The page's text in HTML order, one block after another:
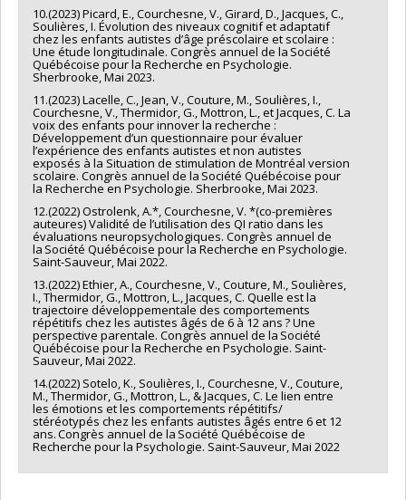
10.(2023) Picard, E., Courchesne, V., Girard, D., Jacques, C.,
Soulières, I. Évolution des niveaux cognitif et adaptatif
chez les enfants autistes d’âge préscolaire et scolaire :
Une étude longitudinale. Congrès annuel de la Société
Québécoise pour la Recherche en Psychologie.
Sherbrooke, Mai 2023.
11.(2023) Lacelle, C., Jean, V., Couture, M., Soulières, I.,
Courchesne, V., Thermidor, G., Mottron, L., et Jacques, C. La
voix des enfants pour innover la recherche :
Développement d’un questionnaire pour évaluer
l’expérience des enfants autistes et non autistes
exposés à la Situation de stimulation de Montréal version
scolaire. Congrès annuel de la Société Québécoise pour
la Recherche en Psychologie. Sherbrooke, Mai 2023.
12.(2022) Ostrolenk, A.*, Courchesne, V. *(co-premières
auteures) Validité de l’utilisation des QI ratio dans les
évaluations neuropsychologiques. Congrès annuel de
la Société Québécoise pour la Recherche en Psychologie.
Saint-Sauveur, Mai 2022.
13.(2022) Ethier, A., Courchesne, V., Couture, M., Soulières,
I., Thermidor, G., Mottron, L., Jacques, C. Quelle est la
trajectoire développementale des comportements
répétitifs chez les autistes âgés de 6 à 12 ans ? Une
perspective parentale. Congrès annuel de la Société
Québécoise pour la Recherche en Psychologie. Saint-
Sauveur, Mai 2022.
14.(2022) Sotelo, K., Soulières, I., Courchesne, V., Couture,
M., Thermidor, G., Mottron, L., & Jacques, C. Le lien entre
les émotions et les comportements répétitifs/
stéréotypés chez les enfants autistes âgés entre 6 et 12
ans. Congrès annuel de la Société Québécoise de
Recherche pour la Psychologie. Saint-Sauveur, Mai 2022